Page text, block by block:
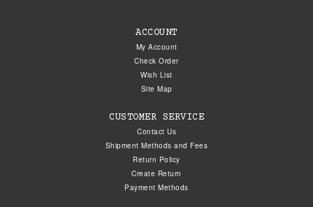
ACCOUNT
My Account
Check Order
Wish List
Site Map
CUSTOMER SERVICE
Contact Us
Shipment Methods and Fees
Return Policy
Create Return
Payment Methods